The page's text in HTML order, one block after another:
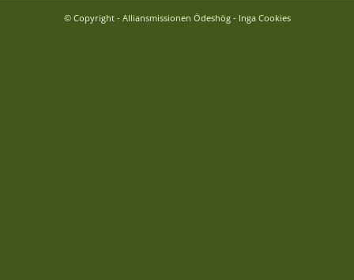
© Copyright - Alliansmissionen Ödeshög - Inga Cookies